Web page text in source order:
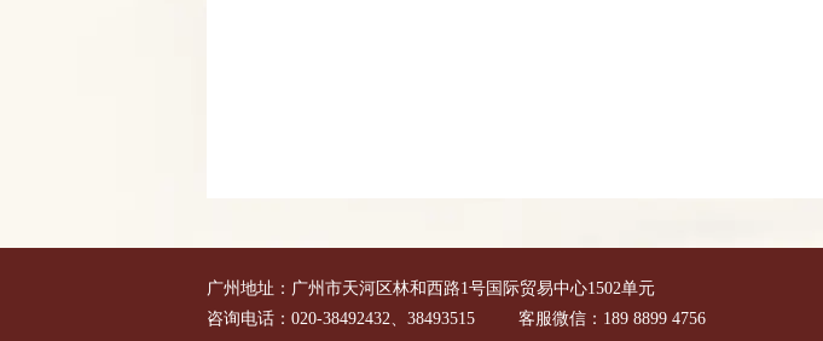
广州地址：广州市天河区林和西路1号国际贸易中心1502单元
咨询电话：020-38492432、38493515 客服微信：189 8899 4756